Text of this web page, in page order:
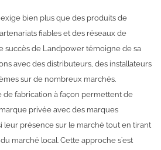
bien plus que des produits de
fiables et des réseaux de
succès de Landpower témoigne de sa
avec des distributeurs, des installateurs
sur de nombreux marchés.
de fabrication à façon permettent de
privée avec des marques
leur présence sur le marché tout en tirant
marché local. Cette approche s'est